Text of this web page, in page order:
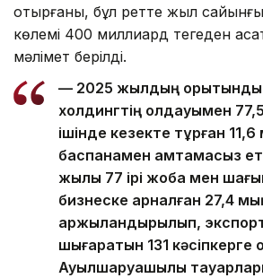
отырғаны, бұл ретте жыл
көлемі 400 миллиард теңгеден
мәлімет берілді.
— 2025 жылдың
холдингтің қолдауымен
ішінде кезекте тұрған
баспанамен қамтамасыз
жылы 77 ірі жоба мен
бизнеске арналған 27,4
қаржыландырылып,
шығаратын 131 кәсіпкерге
Ауылшаруашылық